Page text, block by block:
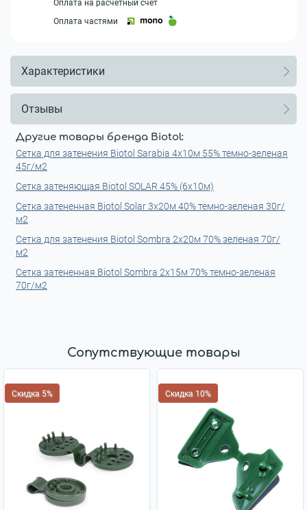
Оплата на расчетный счет
Оплата частями
Характеристики
Отзывы
Другие товары бренда Biotol:
Сетка для затенения Biotol Sarabia 4x10м 55% темно-зеленая
45г/м2
Сетка затеняющая Biotol SOLAR 45% (6х10м)
Сетка затененная Biotol Solar 3x20м 40% темно-зеленая 30г/
м2
Сетка для затенения Biotol Sombra 2x20м 70% зеленая 70г/
м2
Сетка затененная Biotol Sombra 2x15м 70% темно-зеленая
70г/м2
Сопутствующие товары
Скидка 5% Скидка 10%